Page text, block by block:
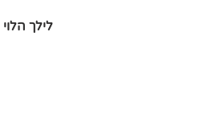
לילך הלוי